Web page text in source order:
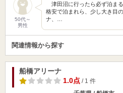
50代～
男性
津田沼に行ったら必ず泊ま
格安で泊まれら、少し大き目
ナ、…
関連情報から探す
船橋アリーナ
1.0点/ 1 件